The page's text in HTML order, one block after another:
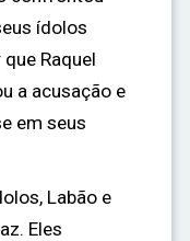
ídolos
Raquel
a acusação e
em seus
Labão e
Eles